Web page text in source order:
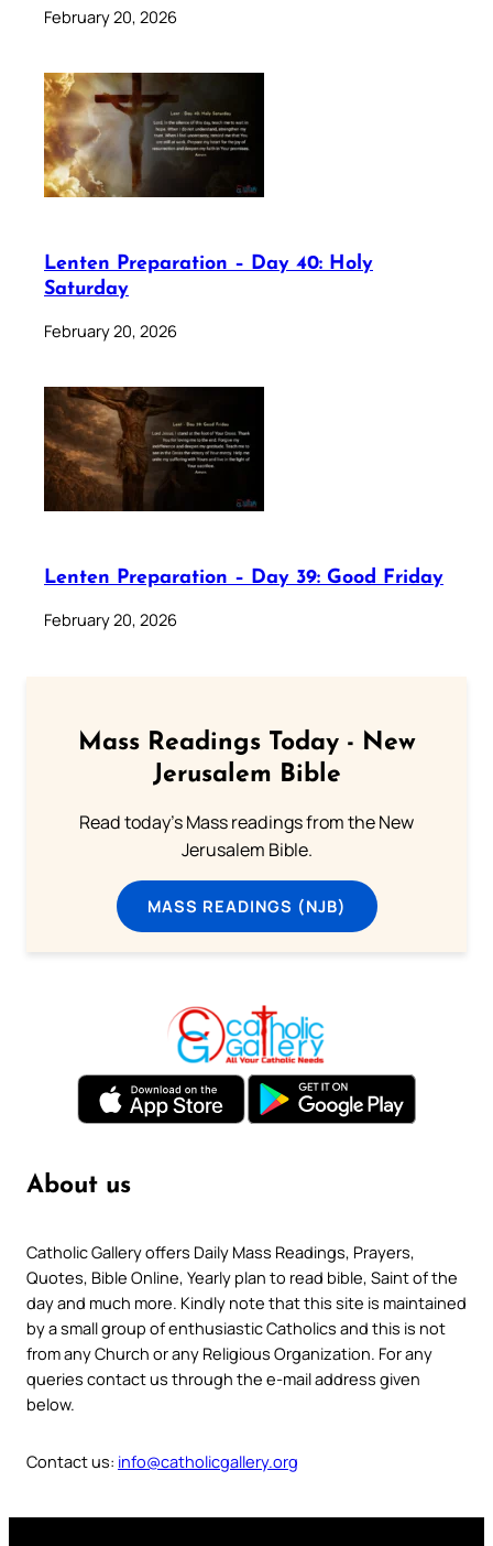
February 20, 2026
Lenten Preparation – Day 40: Holy
Saturday
February 20, 2026
Lenten Preparation – Day 39: Good Friday
February 20, 2026
Mass Readings Today - New
Jerusalem Bible
Read today's Mass readings from the New
Jerusalem Bible.
MASS READINGS (NJB)
About us
Catholic Gallery offers Daily Mass Readings, Prayers,
Quotes, Bible Online, Yearly plan to read bible, Saint of the
day and much more. Kindly note that this site is maintained
by a small group of enthusiastic Catholics and this is not
from any Church or any Religious Organization. For any
queries contact us through the e-mail address given
below.
Contact us: info@catholicgallery.org